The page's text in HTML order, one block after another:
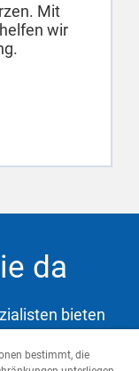
Mit
wir
da
bieten
zur
bestimmt, die